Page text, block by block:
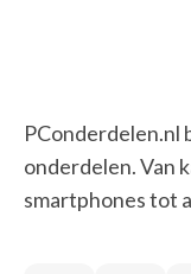
PConderdelen.nl
onderdelen. Van
smartphones tot